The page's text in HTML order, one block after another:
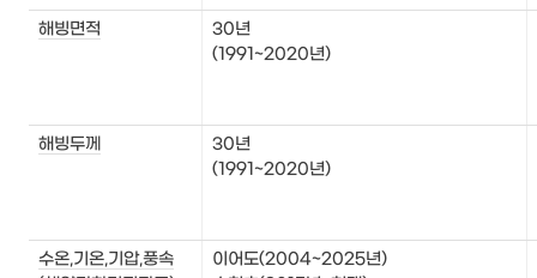
해빙면적
30년
(1991~2020년)
해빙두께
30년
(1991~2020년)
수온,기온,기압,풍속
이어도(2004~2025년)